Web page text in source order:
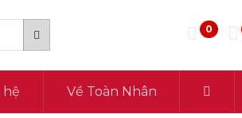
0
hệ Về Toàn Nhân